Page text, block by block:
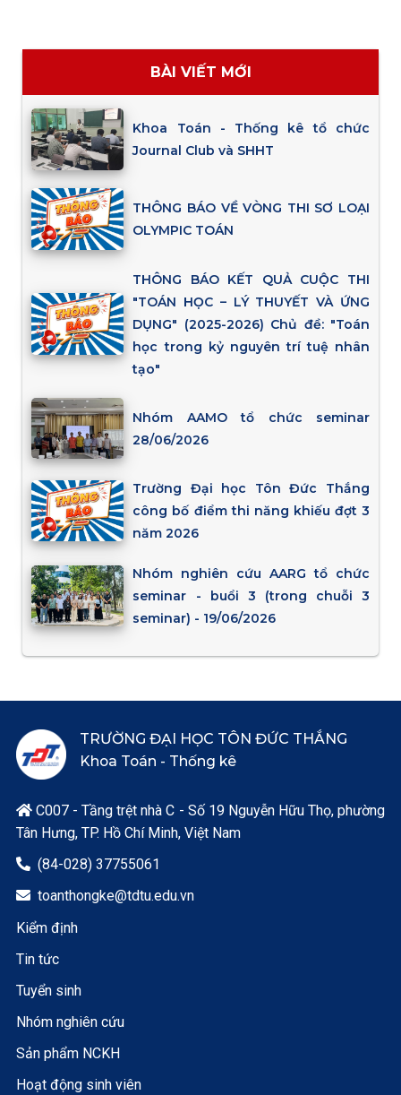
BÀI VIẾT MỚI
Khoa Toán - Thống kê tổ chức
Journal Club và SHHT
THÔNG BÁO VỀ VÒNG THI SƠ LOẠI
OLYMPIC TOÁN
THÔNG BÁO KẾT QUẢ CUỘC THI
"TOÁN HỌC – LÝ THUYẾT VÀ ỨNG
DỤNG" (2025-2026) Chủ đề: "Toán
học trong kỷ nguyên trí tuệ nhân
tạo"
Nhóm AAMO tổ chức seminar
28/06/2026
Trường Đại học Tôn Đức Thắng
công bố điểm thi năng khiếu đợt 3
năm 2026
Nhóm nghiên cứu AARG tổ chức
seminar - buổi 3 (trong chuỗi 3
seminar) - 19/06/2026
TRƯỜNG ĐẠI HỌC TÔN ĐỨC THẮNG
Khoa Toán - Thống kê
C007 - Tầng trệt nhà C - Số 19 Nguyễn Hữu Thọ, phường
Tân Hưng, TP. Hồ Chí Minh, Việt Nam
 (84-028) 37755061
 toanthongke@tdtu.edu.vn
Kiểm định
Tin tức
Tuyển sinh
Nhóm nghiên cứu
Sản phẩm NCKH
Hoạt động sinh viên